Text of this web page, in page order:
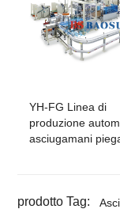
YH-FG Linea di
produzione
asciugamani
prodotto Tag: